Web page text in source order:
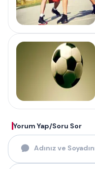
Yorum Yap/Soru Sor